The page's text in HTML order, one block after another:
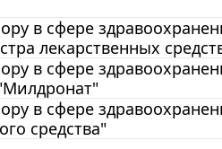
в сфере
лекарственных
в сфере
в сфере
средства"